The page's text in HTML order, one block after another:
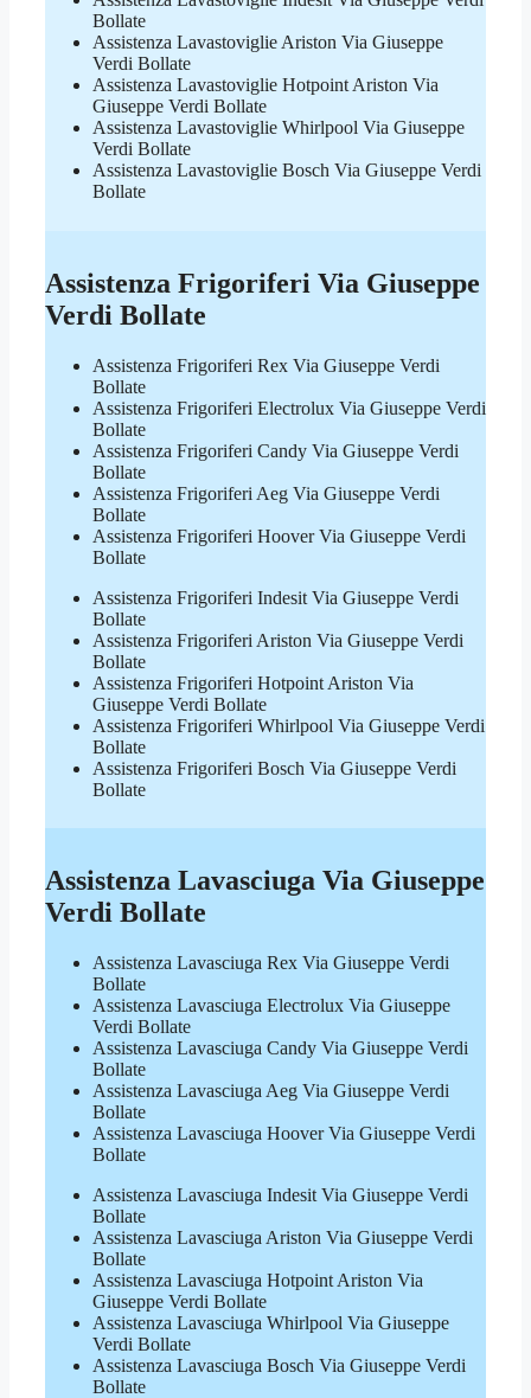
Bollate
Assistenza Lavastoviglie Ariston Via Giuseppe
Verdi Bollate
Assistenza Lavastoviglie Hotpoint Ariston Via
Giuseppe Verdi Bollate
Assistenza Lavastoviglie Whirlpool Via Giuseppe
Verdi Bollate
Assistenza Lavastoviglie Bosch Via Giuseppe Verdi
Bollate
Assistenza Frigoriferi Via Giuseppe
Verdi Bollate
Assistenza Frigoriferi Rex Via Giuseppe Verdi
Bollate
Assistenza Frigoriferi Electrolux Via Giuseppe Verdi
Bollate
Assistenza Frigoriferi Candy Via Giuseppe Verdi
Bollate
Assistenza Frigoriferi Aeg Via Giuseppe Verdi
Bollate
Assistenza Frigoriferi Hoover Via Giuseppe Verdi
Bollate
Assistenza Frigoriferi Indesit Via Giuseppe Verdi
Bollate
Assistenza Frigoriferi Ariston Via Giuseppe Verdi
Bollate
Assistenza Frigoriferi Hotpoint Ariston Via
Giuseppe Verdi Bollate
Assistenza Frigoriferi Whirlpool Via Giuseppe Verdi
Bollate
Assistenza Frigoriferi Bosch Via Giuseppe Verdi
Bollate
Assistenza Lavasciuga Via Giuseppe
Verdi Bollate
Assistenza Lavasciuga Rex Via Giuseppe Verdi
Bollate
Assistenza Lavasciuga Electrolux Via Giuseppe
Verdi Bollate
Assistenza Lavasciuga Candy Via Giuseppe Verdi
Bollate
Assistenza Lavasciuga Aeg Via Giuseppe Verdi
Bollate
Assistenza Lavasciuga Hoover Via Giuseppe Verdi
Bollate
Assistenza Lavasciuga Indesit Via Giuseppe Verdi
Bollate
Assistenza Lavasciuga Ariston Via Giuseppe Verdi
Bollate
Assistenza Lavasciuga Hotpoint Ariston Via
Giuseppe Verdi Bollate
Assistenza Lavasciuga Whirlpool Via Giuseppe
Verdi Bollate
Assistenza Lavasciuga Bosch Via Giuseppe Verdi
Bollate